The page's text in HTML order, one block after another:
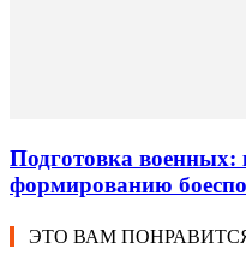
Подготовка военных:
формированию
ЭТО ВАМ